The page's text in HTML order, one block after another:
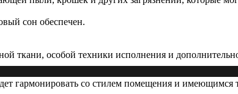
сон обеспечен.
ткани, особой техники исполнения и
гармонировать со стилем помещения и